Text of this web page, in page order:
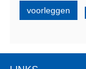
voorleggen